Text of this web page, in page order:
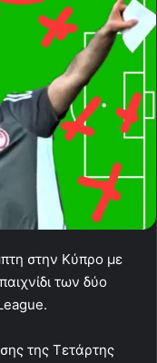
στην Κύπρο με
των δύο
της Τετάρτης